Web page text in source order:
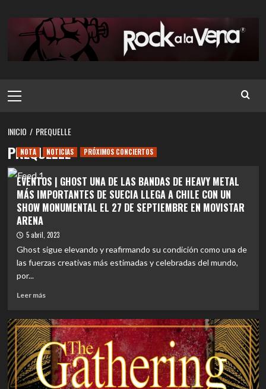
contenido
principal
INICIO PREQUELLE
PREQUELLE
NOTA NOTICIAS PRÓXIMOS CONCIERTOS
EVENTOS | GHOST UNA DE LAS BANDAS DE HEAVY METAL
MÁS IMPORTANTES DE SUECIA LLEGA A CHILE CON UN
SHOW MONUMENTAL EL 27 DE SEPTIEMBRE EN MOVISTAR
ARENA
5 abril, 2023
Ghost sigue elevando y reafirmando su condición como una de
las fuerzas creativas más estimadas y celebradas del mundo,
por...
Leer másLeer
EVENTOS
|
GHOST
UNA
DE
LAS